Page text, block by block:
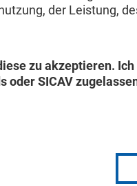
der Leistung,
zu akzeptieren.
oder SICAV